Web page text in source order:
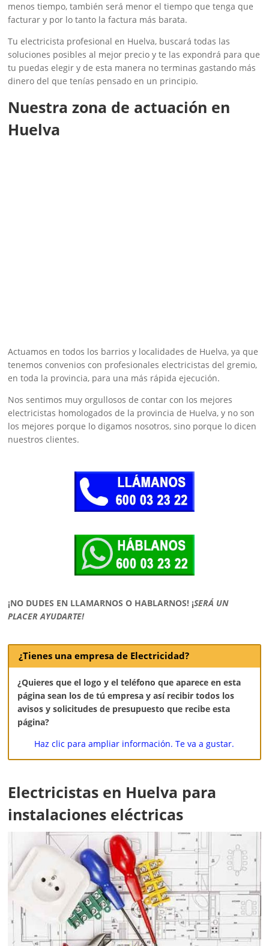
menos tiempo, también será menor el tiempo que tenga que
facturar y por lo tanto la factura más barata.
Tu electricista profesional en Huelva, buscará todas las
soluciones posibles al mejor precio y te las expondrá para que
tu puedas elegir y de esta manera no terminas gastando más
dinero del que tenías pensado en un principio.
Nuestra zona de actuación en
Huelva
Actuamos en todos los barrios y localidades de Huelva, ya que
tenemos convenios con profesionales electricistas del gremio,
en toda la provincia, para una más rápida ejecución.
Nos sentimos muy orgullosos de contar con los mejores
electricistas homologados de la provincia de Huelva, y no son
los mejores porque lo digamos nosotros, sino porque lo dicen
nuestros clientes.
¡NO DUDES EN LLAMARNOS O HABLARNOS! ¡SERÁ UN
PLACER AYUDARTE!
¿Tienes una empresa de Electricidad?
¿Quieres que el logo y el teléfono que aparece en esta
página sean los de tú empresa y así recibir todos los
avisos y solicitudes de presupuesto que recibe esta
página?
Haz clic para ampliar información. Te va a gustar.
Electricistas en Huelva para
instalaciones eléctricas